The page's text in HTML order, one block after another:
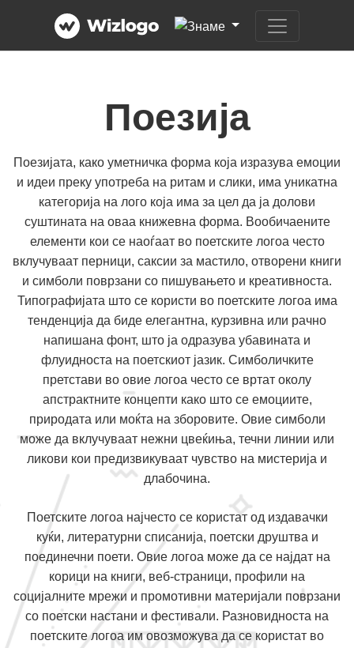
Поезија
Поезијата, како уметничка форма која изразува емоции
и идеи преку употреба на ритам и слики, има уникатна
категорија на лого која има за цел да ја долови
суштината на оваа книжевна форма. Вообичаените
елементи кои се наоѓаат во поетските логоа често
вклучуваат перници, саксии за мастило, отворени книги
и симболи поврзани со пишувањето и креативноста.
Типографијата што се користи во поетските логоа има
тенденција да биде елегантна, курзивна или рачно
напишана фонт, што ја одразува убавината и
флуидноста на поетскиот јазик. Симболичките
претстави во овие логоа често се вртат околу
апстрактните концепти како што се емоциите,
природата или моќта на зборовите. Овие симболи
може да вклучуваат нежни цвеќиња, течни линии или
ликови кои предизвикуваат чувство на мистерија и
длабочина.
Поетските логоа најчесто се користат од издавачки
куќи, литературни списанија, поетски друштва и
поединечни поети. Овие логоа може да се најдат на
корици на книги, веб-страници, профили на
социјалните мрежи и промотивни материјали поврзани
со поетски настани и фестивали. Разновидноста на
поетските логоа им овозможува да се користат во